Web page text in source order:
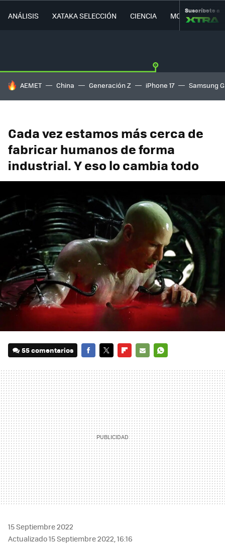
ANÁLISIS XATAKA SELECCIÓN CIENCIA MOVILIDAD
Suscríbete a
HOY SE HABLA DE
AEMET China Generación Z iPhone 17 Samsung
Cada vez estamos más cerca de
fabricar humanos de forma
industrial. Y eso lo cambia todo
55 comentarios
MAIL
15 Septiembre 2022
Actualizado 15 Septiembre 2022, 16:16